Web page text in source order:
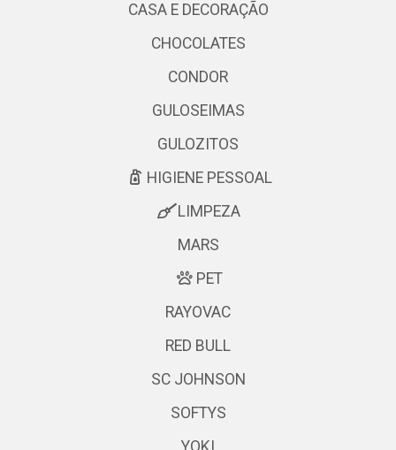
CASA E DECORAÇÃO
CHOCOLATES
CONDOR
GULOSEIMAS
GULOZITOS
HIGIENE PESSOAL
LIMPEZA
MARS
PET
RAYOVAC
RED BULL
SC JOHNSON
SOFTYS
YOKI